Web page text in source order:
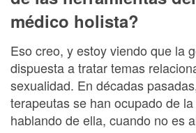
médico holista?
Eso creo, y estoy viendo que la
dispuesta a tratar temas
sexualidad. En décadas
terapeutas se han ocupado de
hablando de ella, cuando no es